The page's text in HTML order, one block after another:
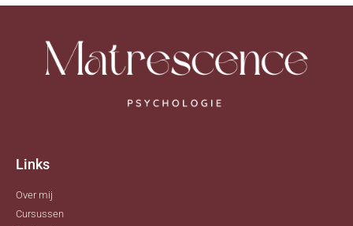
Links
Over mij
Cursussen